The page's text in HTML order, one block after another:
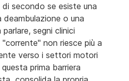
secondo se esiste una
o una
segni clinici
non riesce più a
verso i settori motori
prima barriera